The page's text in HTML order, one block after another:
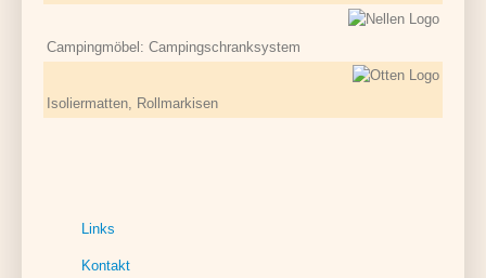
Campingmöbel: Campingschranksystem
Isoliermatten, Rollmarkisen
Links
Links rund um Reisemobil und Camping
Kontakt